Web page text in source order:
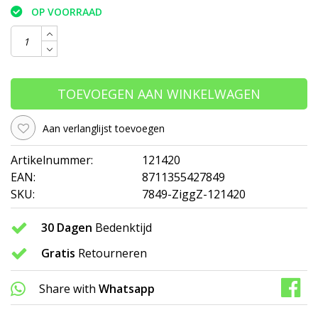
OP VOORRAAD
TOEVOEGEN AAN WINKELWAGEN
Aan verlanglijst toevoegen
Artikelnummer:
121420
EAN:
8711355427849
SKU:
7849-ZiggZ-121420
30 Dagen Bedenktijd
Gratis Retourneren
Share with Whatsapp